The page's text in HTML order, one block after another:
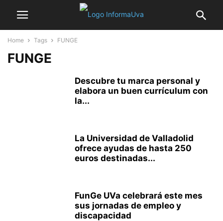
Home Tags FUNGE
FUNGE
Descubre tu marca personal y
elabora un buen currículum con
la...
La Universidad de Valladolid
ofrece ayudas de hasta 250
euros destinadas...
FunGe UVa celebrará este mes
sus jornadas de empleo y
discapacidad